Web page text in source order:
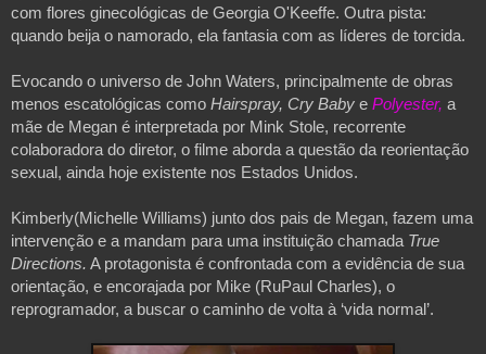
com flores ginecológicas de Georgia O'Keeffe. Outra pista:
quando beija o namorado, ela fantasia com as líderes de torcida.
Evocando o universo de John Waters, principalmente de obras
menos escatológicas como Hairspray, Cry Baby e Polyester, a
mãe de Megan é interpretada por Mink Stole, recorrente
colaboradora do diretor, o filme aborda a questão da reorientação
sexual, ainda hoje existente nos Estados Unidos.
Kimberly(Michelle Williams) junto dos pais de Megan, fazem uma
intervenção e a mandam para uma instituição chamada True
Directions. A protagonista é confrontada com a evidência de sua
orientação, e encorajada por Mike (RuPaul Charles), o
reprogramador, a buscar o caminho de volta à ‘vida normal’.